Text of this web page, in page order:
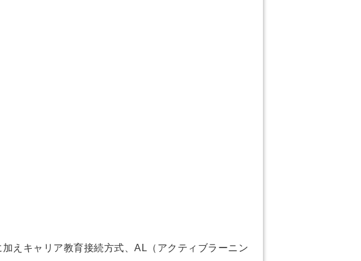
えキャリア教育接続方式、AL（アクティブラーニン